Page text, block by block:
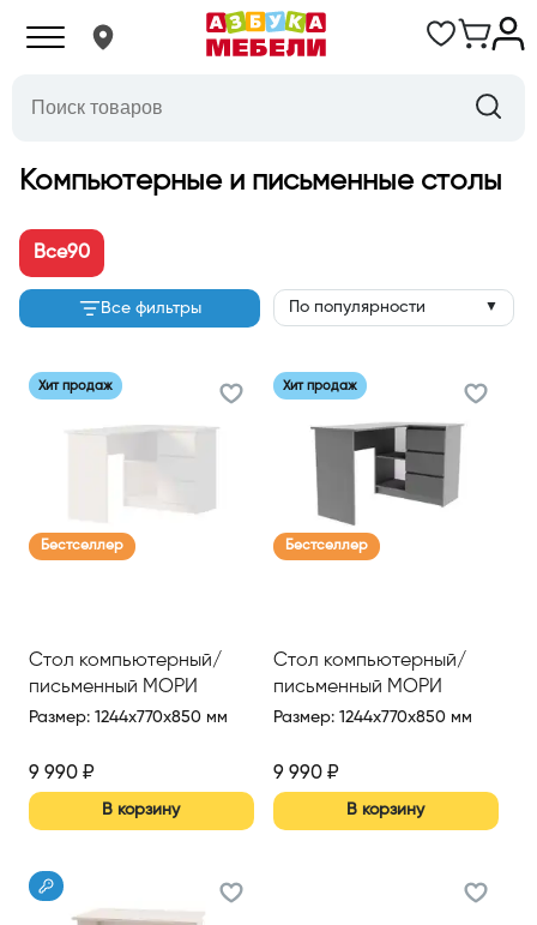
Компьютерные и письменные столы
Все90
Все фильтры По популярности ▼
Хит продаж
Бестселлер
Стол компьютерный/
письменный МОРИ
Размер: 1244x770x850 мм
9 990 ₽
В корзину
Хит продаж
Бестселлер
Стол компьютерный/
письменный МОРИ
Размер: 1244x770x850 мм
9 990₽
В корзину